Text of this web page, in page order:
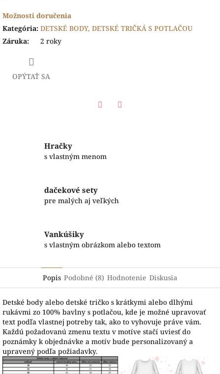
Možnosti doručenia
Kategória: DETSKÉ BODY, DETSKÉ TRIČKÁ S POTLAČOU
Záruka: 2 roky
OPÝTAŤ SA
Hračky
s vlastným menom
dačekové sety
pre malých aj veľkých
Vankúšiky
s vlastným obrázkom alebo textom
Popis Podobné (8) Hodnotenie Diskusia
Detské body alebo detské tričko s krátkymi alebo dlhými
rukávmi zo 100% bavlny s potlačou, kde je možné upravovať
text podľa vlastnej potreby tak, ako to vyhovuje práve vám.
Každú požadovanú zmenu textu v motíve stačí uviesť do
poznámky k objednávke a motív bude personalizovaný a
upravený podľa požiadavky.